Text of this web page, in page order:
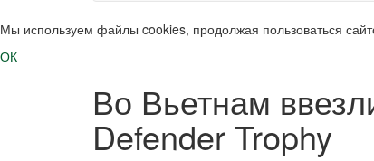
Мы используем файлы cookies, продолжая пользоваться
ОК
Во Вьетнам
Defender Trophy